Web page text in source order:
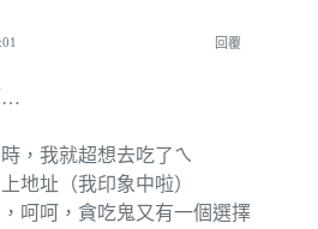
回覆
…
，我就超想去吃了ㄟ
地址（我印象中啦）
呵呵，貪吃鬼又有一個選擇